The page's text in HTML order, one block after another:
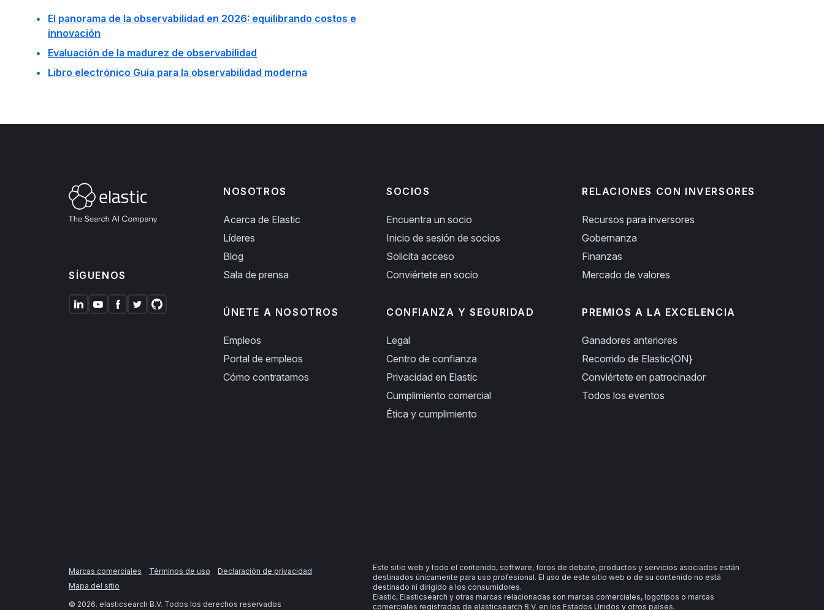
El panorama de la observabilidad en 2026: equilibrando costos e
innovación
Evaluación de la madurez de observabilidad
Libro electrónico Guía para la observabilidad moderna
SÍGUENOS
NOSOTROS
Acerca de Elastic
Líderes
Blog
Sala de prensa
ÚNETE A NOSOTROS
Empleos
Portal de empleos
Cómo contratamos
SOCIOS
Encuentra un socio
Inicio de sesión de socios
Solicita acceso
Conviértete en socio
CONFIANZA Y SEGURIDAD
Legal
Centro de confianza
Privacidad en Elastic
Cumplimiento comercial
Ética y cumplimiento
RELACIONES CON INVERSORES
Recursos para inversores
Gobernanza
Finanzas
Mercado de valores
PREMIOS A LA EXCELENCIA
Ganadores anteriores
Recorrido de Elastic{ON}
Conviértete en patrocinador
Todos los eventos
Marcas comerciales Términos de uso
Declaración de privacidad
Mapa del sitio
© 2026. elasticsearch B.V. Todos los derechos reservados
Este sitio web y todo el contenido, software, foros de debate, productos y servicios asociados están
destinados únicamente para uso profesional. El uso de este sitio web o de su contenido no está
destinado ni dirigido a los consumidores.
Elastic, Elasticsearch y otras marcas relacionadas son marcas comerciales, logotipos o marcas
comerciales registradas de elasticsearch B.V. en los Estados Unidos y otros países.